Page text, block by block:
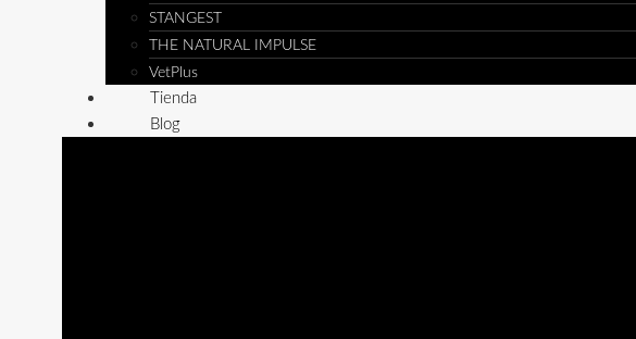
STANGEST
THE NATURAL IMPULSE
VetPlus
Tienda
Blog